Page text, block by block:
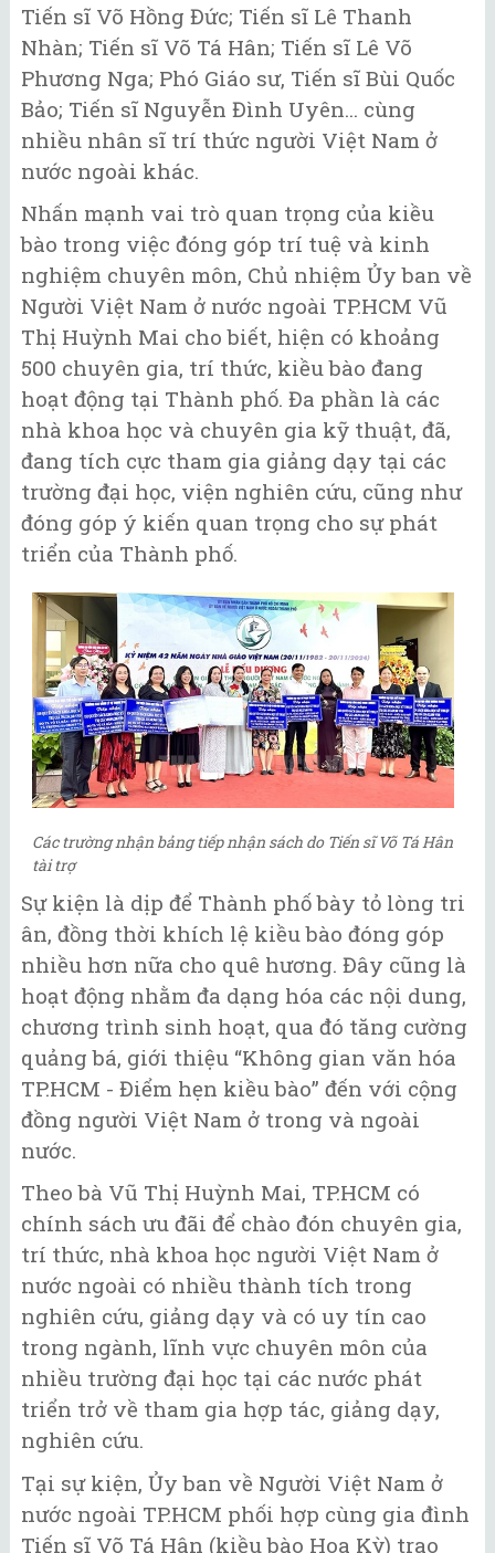
Tiến sĩ Võ Hồng Đức; Tiến sĩ Lê Thanh
Nhàn; Tiến sĩ Võ Tá Hân; Tiến sĩ Lê Võ
Phương Nga; Phó Giáo sư, Tiến sĩ Bùi Quốc
Bảo; Tiến sĩ Nguyễn Đình Uyên... cùng
nhiều nhân sĩ trí thức người Việt Nam ở
nước ngoài khác.
Nhấn mạnh vai trò quan trọng của kiều
bào trong việc đóng góp trí tuệ và kinh
nghiệm chuyên môn, Chủ nhiệm Ủy ban về
Người Việt Nam ở nước ngoài TP.HCM Vũ
Thị Huỳnh Mai cho biết, hiện có khoảng
500 chuyên gia, trí thức, kiều bào đang
hoạt động tại Thành phố. Đa phần là các
nhà khoa học và chuyên gia kỹ thuật, đã,
đang tích cực tham gia giảng dạy tại các
trường đại học, viện nghiên cứu, cũng như
đóng góp ý kiến quan trọng cho sự phát
triển của Thành phố.
Các trường nhận bảng tiếp nhận sách do Tiến sĩ Võ Tá Hân
tài trợ
Sự kiện là dịp để Thành phố bày tỏ lòng tri
ân, đồng thời khích lệ kiều bào đóng góp
nhiều hơn nữa cho quê hương. Đây cũng là
hoạt động nhằm đa dạng hóa các nội dung,
chương trình sinh hoạt, qua đó tăng cường
quảng bá, giới thiệu “Không gian văn hóa
TP.HCM - Điểm hẹn kiều bào” đến với cộng
đồng người Việt Nam ở trong và ngoài
nước.
Theo bà Vũ Thị Huỳnh Mai, TP.HCM có
chính sách ưu đãi để chào đón chuyên gia,
trí thức, nhà khoa học người Việt Nam ở
nước ngoài có nhiều thành tích trong
nghiên cứu, giảng dạy và có uy tín cao
trong ngành, lĩnh vực chuyên môn của
nhiều trường đại học tại các nước phát
triển trở về tham gia hợp tác, giảng dạy,
nghiên cứu.
Tại sự kiện, Ủy ban về Người Việt Nam ở
nước ngoài TP.HCM phối hợp cùng gia đình
Tiến sĩ Võ Tá Hân (kiều bào Hoa Kỳ) trao